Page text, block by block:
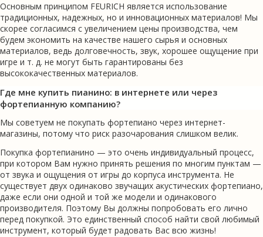
Основным принципом FEURICH является использование
традиционных, надежных, но и инновационных материалов! Мы
скорее согласимся с увеличением цены производства, чем
будем экономить на качестве нашего сырья и основных
материалов, ведь долговечность, звук, хорошее ощущение при
игре и т. д. не могут быть гарантированы без
высококачественных материалов.
Где мне купить пианино: в интернете или через
фортепианную компанию?
Мы советуем не покупать фортепиано через интернет-
магазины, потому что риск разочарования слишком велик.
Покупка фортепианино — это очень индивидуальный процесс,
при котором Вам нужно принять решения по многим пунктам —
от звука и ощущения от игры до корпуса инструмента. Не
существует двух одинаково звучащих акустических фортепиано,
даже если они одной и той же модели и одинакового
производителя. Поэтому Вы должны попробовать его лично
перед покупкой. Это единственный способ найти свой любимый
инструмент, который будет радовать Вас всю жизнь!